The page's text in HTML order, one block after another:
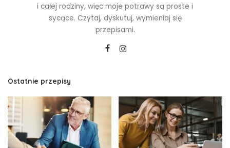
i całej rodziny, więc moje potrawy są proste i
sycące. Czytaj, dyskutuj, wymieniaj się
przepisami.
Ostatnie przepisy